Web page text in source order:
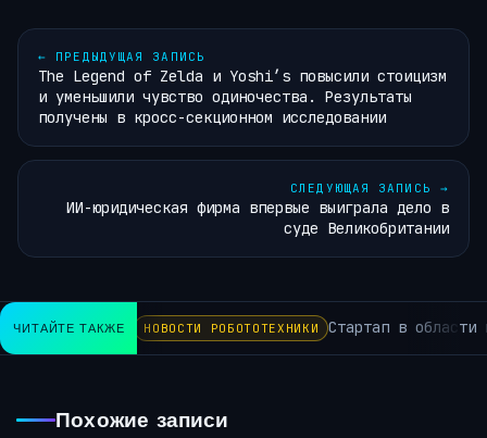
← ПРЕДЫДУЩАЯ ЗАПИСЬ
The Legend of Zelda и Yoshi’s повысили стоицизм
и уменьшили чувство одиночества. Результаты
получены в кросс-секционном исследовании
СЛЕДУЮЩАЯ ЗАПИСЬ →
ИИ-юридическая фирма впервые выиграла дело в
суде Великобритании
ЧИТАЙТЕ ТАКЖЕ НОВОСТИ РОБОТОТЕХНИКИ Стартап в области
Похожие записи